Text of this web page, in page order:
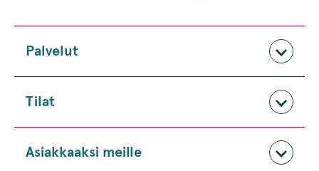
Palvelut
Tilat
Asiakkaaksi meille